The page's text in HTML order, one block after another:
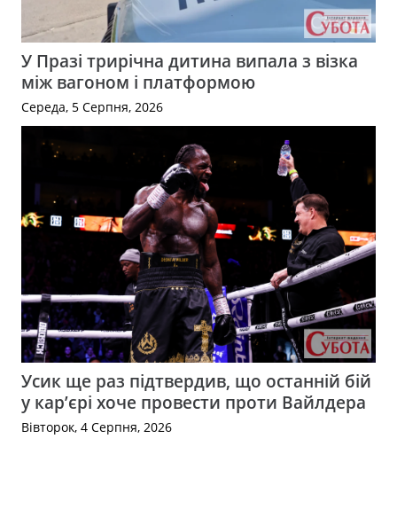
У Празі трирічна дитина випала з візка
між вагоном і платформою
Середа, 5 Серпня, 2026
Усик ще раз підтвердив, що останній бій
у кар’єрі хоче провести проти Вайлдера
Вівторок, 4 Серпня, 2026